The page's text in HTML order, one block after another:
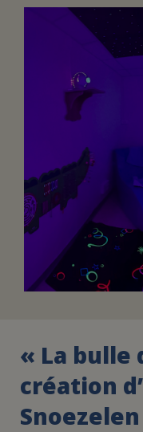
JE DEVIENS
BÉNÉVOLE
« La bulle
création